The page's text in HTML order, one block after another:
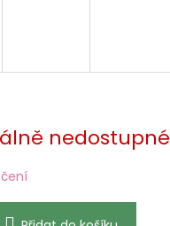
nedostupné